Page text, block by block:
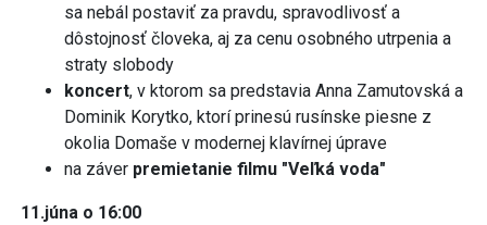
sa nebál postaviť za pravdu, spravodlivosť a
dôstojnosť človeka, aj za cenu osobného utrpenia a
straty slobody
koncert, v ktorom sa predstavia Anna Zamutovská a
Dominik Korytko, ktorí prinesú rusínske piesne z
okolia Domaše v modernej klavírnej úprave
na záver premietanie filmu "Veľká voda"
11.júna o 16:00